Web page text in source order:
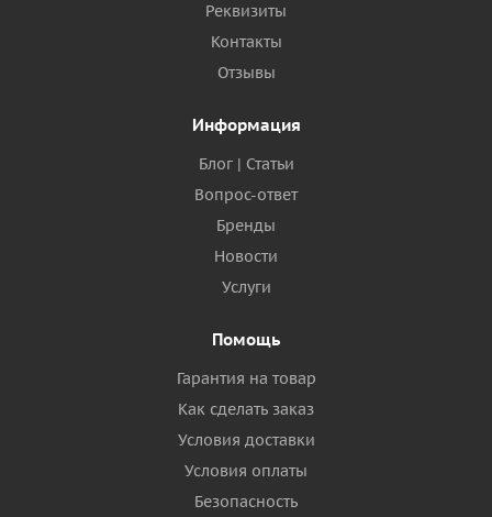
Реквизиты
Контакты
Отзывы
Информация
Блог | Статьи
Вопрос-ответ
Бренды
Новости
Услуги
Помощь
Гарантия на товар
Как сделать заказ
Условия доставки
Условия оплаты
Безопасность